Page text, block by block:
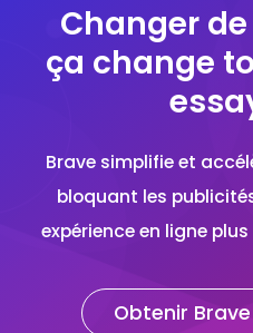
Changer
ça change
Brave simplifie et
bloquant les
expérience en ligne
Obtenir